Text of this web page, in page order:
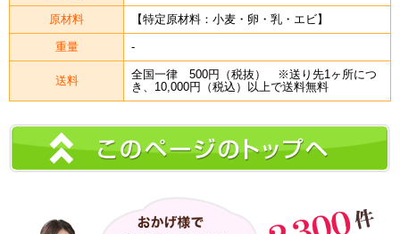
原材料 【特定原材料：小麦・卵・乳・エビ】
重量 -
送料
全国一律 500円（税抜） ※送り先1ヶ所につ
き、10,000円（税込）以上で送料無料